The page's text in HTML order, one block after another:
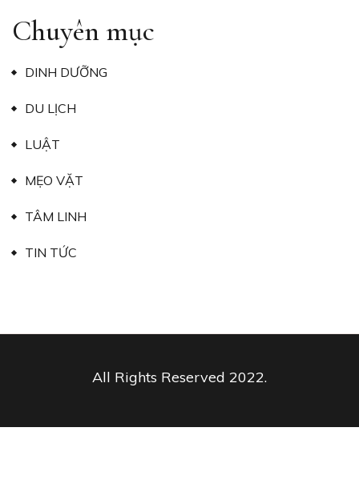
Chuyên mục
DINH DƯỠNG
DU LỊCH
LUẬT
MẸO VẶT
TÂM LINH
TIN TỨC
All Rights Reserved 2022.